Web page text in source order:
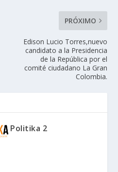
PRÓXIMO
Edison Lucio Torres,nuevo
candidato a la Presidencia
de la República por el
comité ciudadano La Gran
Colombia.
Politika 2